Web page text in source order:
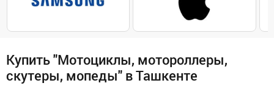
Купить "Мотоциклы, мотороллеры,
скутеры, мопеды" в Ташкенте